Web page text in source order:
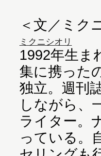
＜文／ミク
ミクニシオリ
1992年生ま
集に携った
独立。週刊
しながら、
ライター。
っている。